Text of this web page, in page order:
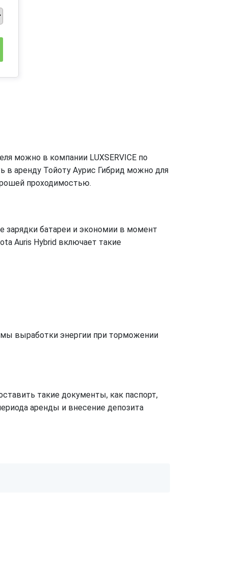
можно в компании LUXSERVICE по
в аренду Тойоту Аурис Гибрид можно для
проходимостью.
зарядки батареи и экономии в момент
Auris Hybrid включает такие
выработки энергии при торможении
такие документы, как паспорт,
аренды и внесение депозита